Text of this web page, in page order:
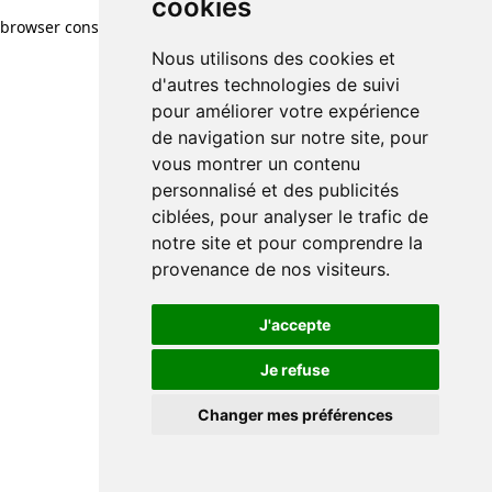
cookies
Nous utilisons des cookies et
d'autres technologies de suivi
pour améliorer votre expérience
de navigation sur notre site, pour
vous montrer un contenu
personnalisé et des publicités
ciblées, pour analyser le trafic de
notre site et pour comprendre la
provenance de nos visiteurs.
J'accepte
Je refuse
Changer mes préférences
browser console for more information)